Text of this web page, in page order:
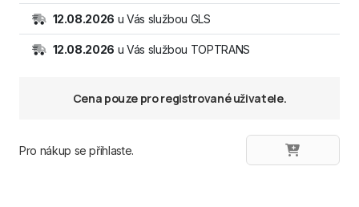
12.08.2026 u Vás službou GLS
12.08.2026 u Vás službou TOPTRANS
Cena pouze pro registrované uživatele.
Pro nákup se přihlaste.